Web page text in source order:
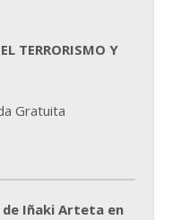
TERRORISMO Y
Gratuita
Iñaki Arteta en